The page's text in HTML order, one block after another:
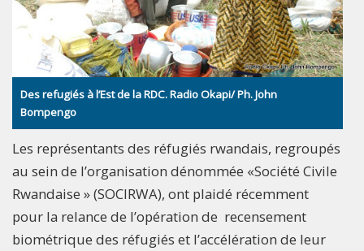
Des refugiés à l’Est de la RDC. Radio Okapi/ Ph. John
Bompengo
Les représentants des réfugiés rwandais, regroupés
au sein de l’organisation dénommée «Société Civile
Rwandaise » (SOCIRWA), ont plaidé récemment
pour la relance de l’opération de recensement
biométrique des réfugiés et l’accélération de leur